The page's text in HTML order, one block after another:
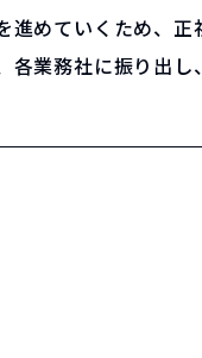
めていくため、正
業務社に振り出